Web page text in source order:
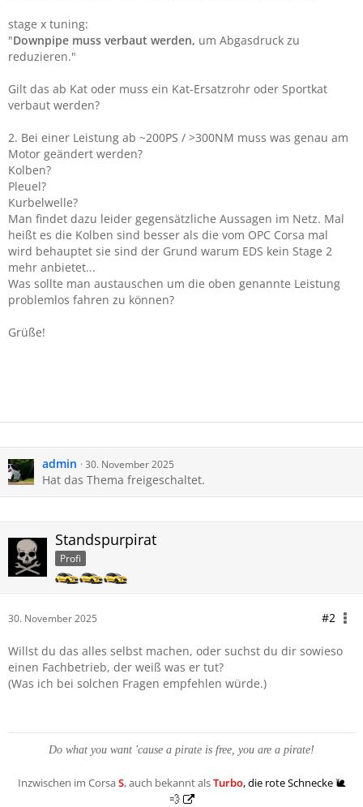
stage x tuning:
"Downpipe muss verbaut werden, um Abgasdruck zu
reduzieren."
Gilt das ab Kat oder muss ein Kat-Ersatzrohr oder Sportkat
verbaut werden?
2. Bei einer Leistung ab ~200PS / >300NM muss was genau am
Motor geändert werden?
Kolben?
Pleuel?
Kurbelwelle?
Man findet dazu leider gegensätzliche Aussagen im Netz. Mal
heißt es die Kolben sind besser als die vom OPC Corsa mal
wird behauptet sie sind der Grund warum EDS kein Stage 2
mehr anbietet...
Was sollte man austauschen um die oben genannte Leistung
problemlos fahren zu können?
Grüße!
admin 30. November 2025
Hat das Thema freigeschaltet.
Standspurpirat
Profi
30. November 2025 #2
Willst du das alles selbst machen, oder suchst du dir sowieso
einen Fachbetrieb, der weiß was er tut?
(Was ich bei solchen Fragen empfehlen würde.)
Do what you want 'cause a pirate is free, you are a pirate!
Inzwischen im CorsaS, auch bekannt alsTurbo, die rote Schnecke 🐌
💨